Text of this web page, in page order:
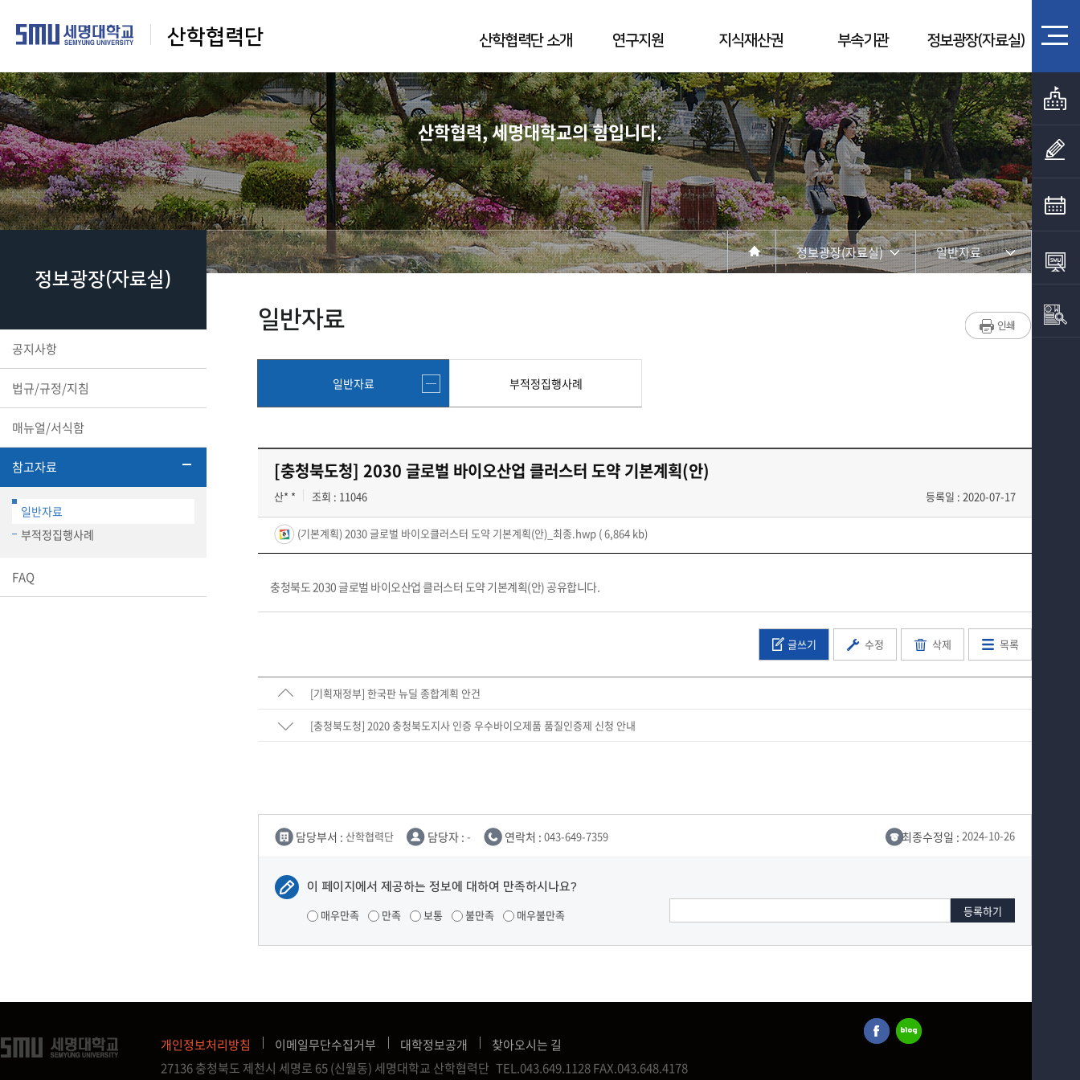
산학협력단 산학협력단 소개 연구지원 지식재산권 부속기관 정보광장(자료실)
산학협력, 세명대학교의 힘입니다.
정보광장(자료실)
공지사항
법규/규정/지침
매뉴얼/서식함
참고자료
일반자료
부적정집행사례
FAQ
정보광장(자료실) 일반자료
부적정집행사례
일반자료
일반자료 부적정집행사례
[충청북도청] 2030 글로벌 바이오산업 클러스터 도약 기본계획(안)
산* * 조회 : 11046 등록일 : 2020-07-17
(기본계획) 2030 글로벌 바이오클러스터 도약 기본계획(안)_최종.hwp ( 6,864 kb)
충청북도 2030 글로벌 바이오산업 클러스터 도약 기본계획(안) 공유합니다.
글쓰기 수정 삭제 목록
[기획재정부] 한국판 뉴딜 종합계획 안건
[충청북도청] 2020 충청북도지사 인증 우수바이오제품 품질인증제 신청 안내
담당부서 : 산학협력단 담당자 : - 연락처 : 043-649-7359 최종수정일 : 2024-10-26
이 페이지에서 제공하는 정보에 대하여 만족하시나요?
매우만족 만족 보통 불만족 매우불만족
개인정보처리방침 이메일무단수집거부 대학정보공개
찾아오시는 길
27136 충청북도 제천시 세명로 65 (신월동) 세명대학교 산학협력단 TEL.043.649.1128FAX.043.648.4178